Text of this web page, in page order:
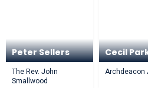
Peter Sellers
The Rev. John
Smallwood
Cecil
Archdeacon